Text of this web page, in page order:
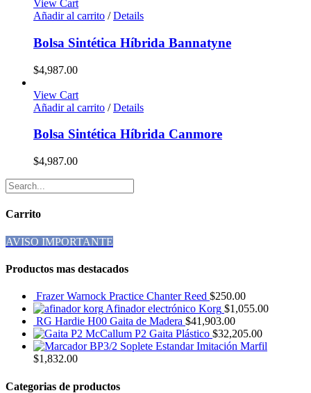
View Cart
Añadir al carrito / Details
Bolsa Sintética Híbrida Bannatyne
$4,987.00
View Cart
Añadir al carrito / Details
Bolsa Sintética Híbrida Canmore
$4,987.00
Carrito
AVISO IMPORTANTE
Productos mas destacados
Frazer Warnock Practice Chanter Reed $250.00
Afinador electrónico Korg $1,055.00
RG Hardie H00 Gaita de Madera $41,903.00
McCallum P2 Gaita Plástico $32,205.00
BP3/2 Soplete Estandar Imitación Marfil
$1,832.00
Categorias de productos